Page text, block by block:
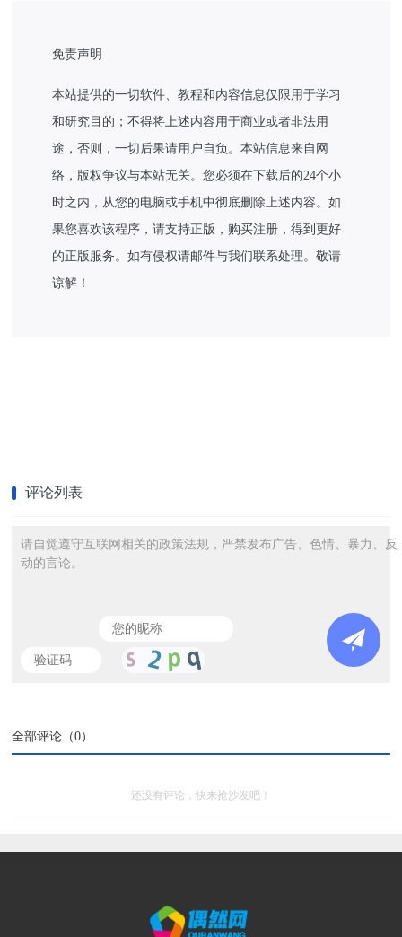
免责声明
本站提供的一切软件、教程和内容信息仅限用于学习
和研究目的；不得将上述内容用于商业或者非法用
途，否则，一切后果请用户自负。本站信息来自网
络，版权争议与本站无关。您必须在下载后的24个小
时之内，从您的电脑或手机中彻底删除上述内容。如
果您喜欢该程序，请支持正版，购买注册，得到更好
的正版服务。如有侵权请邮件与我们联系处理。敬请
谅解！
评论列表
请自觉遵守互联网相关的政策法规，严禁发布广告、色情、暴力、反
动的言论。
全部评论（0）
还没有评论，快来抢沙发吧！